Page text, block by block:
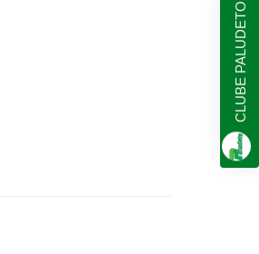
CLUBE PALUDETO